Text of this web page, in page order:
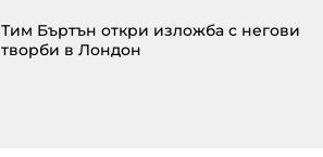
Тим Бъртън откри изложба с негови
творби в Лондон